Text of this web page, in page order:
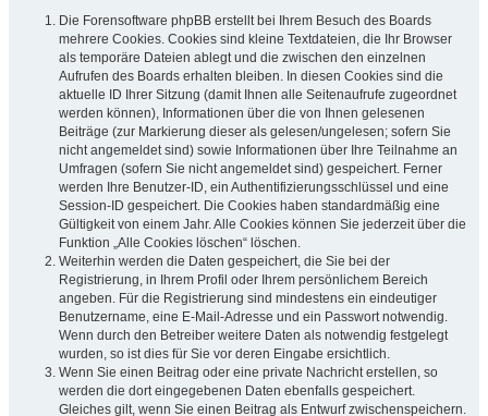
Die Forensoftware phpBB erstellt bei Ihrem Besuch des Boards
mehrere Cookies. Cookies sind kleine Textdateien, die Ihr Browser
als temporäre Dateien ablegt und die zwischen den einzelnen
Aufrufen des Boards erhalten bleiben. In diesen Cookies sind die
aktuelle ID Ihrer Sitzung (damit Ihnen alle Seitenaufrufe zugeordnet
werden können), Informationen über die von Ihnen gelesenen
Beiträge (zur Markierung dieser als gelesen/ungelesen; sofern Sie
nicht angemeldet sind) sowie Informationen über Ihre Teilnahme an
Umfragen (sofern Sie nicht angemeldet sind) gespeichert. Ferner
werden Ihre Benutzer-ID, ein Authentifizierungsschlüssel und eine
Session-ID gespeichert. Die Cookies haben standardmäßig eine
Gültigkeit von einem Jahr. Alle Cookies können Sie jederzeit über die
Funktion „Alle Cookies löschen“ löschen.
Weiterhin werden die Daten gespeichert, die Sie bei der
Registrierung, in Ihrem Profil oder Ihrem persönlichem Bereich
angeben. Für die Registrierung sind mindestens ein eindeutiger
Benutzername, eine E-Mail-Adresse und ein Passwort notwendig.
Wenn durch den Betreiber weitere Daten als notwendig festgelegt
wurden, so ist dies für Sie vor deren Eingabe ersichtlich.
Wenn Sie einen Beitrag oder eine private Nachricht erstellen, so
werden die dort eingegebenen Daten ebenfalls gespeichert.
Gleiches gilt, wenn Sie einen Beitrag als Entwurf zwischenspeichern.